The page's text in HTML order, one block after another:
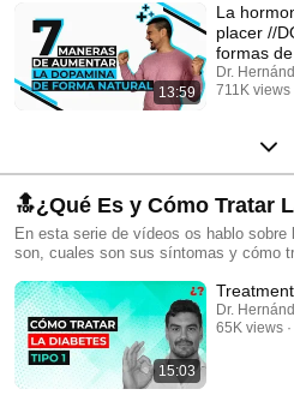
13:59
La
placer //
formas
Dr.
711K views
🔝¿Qué Es y Cómo Tratar
En esta serie de vídeos os hablo
son, cuales son sus síntomas y cómo tratarlas. La Diabetes
es importante que conozcas todo sobre
arraigando en la sociedad.
15:03
Dr.
65K views